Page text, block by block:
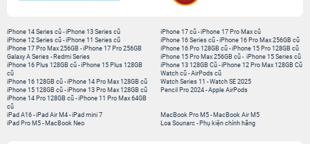
iPhone 14 Series cũ -iPhone 13 Series cũ
iPhone 12 Series cũ -iPhone 11 Series cũ
iPhone 17 Pro Max 256GB -iPhone 17 Pro 256GB
Galaxy A Series - Redmi Series
iPhone 17 cũ-iPhone 17 Pro Max cũ
iPhone 16 Series cũ- iPhone 16 Pro Max 256GB cũ
iPhone 16 Pro 128GB cũ-iPhone 15 Pro 128GB cũ
iPhone 15 Pro Max 256GB cũ- iPhone 15 Series cũ
iPhone 16 Plus 128GB cũ -iPhone 15 Plus 128GB
cũ
iPhone 16 128GB cũ -iPhone 14 Pro Max 128GB cũ
iPhone 15 128GB cũ -iPhone 13 Pro Max 128GB cũ
iPhone 14 Pro 128GB cũ -iPhone 11 Pro Max 64GB
cũ
iPhone 13 128GB Cũ-iPhone 12 Pro Max 128GB Cũ
Watch cũ-AirPods cũ
Watch Series 11 -Watch SE 2025
Pencil Pro 2024-Apple AirPods
iPad A16 -iPad Air M4 -iPad mini 7
iPad Pro M5 - MacBook Neo
MacBook Pro M5- MacBook Air M5
Loa Sounarc- Phụ kiện chính hãng